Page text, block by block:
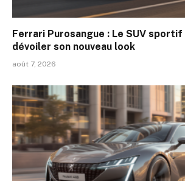
Ferrari Purosangue : Le SUV sportif
dévoiler son nouveau look
août 7, 2026